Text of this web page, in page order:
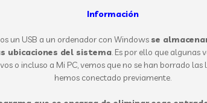
Información
un USB a un ordenador con Windowsse
ubicaciones del sistema. Es por ello que algunas
o incluso a Mi PC, vemos que no se han borrado las
hemos conectado previamente.